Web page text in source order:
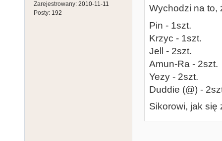
Zarejestrowany: 2010-11-11
Posty: 192
Wychodzi na to,
Pin - 1szt.
Krzyc - 1szt.
Jell - 2szt.
Amun-Ra - 2szt.
Yezy - 2szt.
Duddie (@) -
Sikorowi, jak się